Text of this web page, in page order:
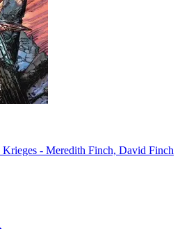
- Meredith Finch, David Finch